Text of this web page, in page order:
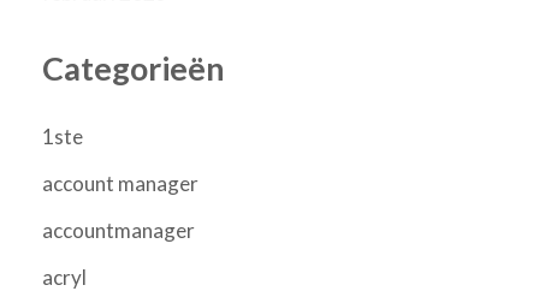
Categorieën
1ste
account manager
accountmanager
acryl